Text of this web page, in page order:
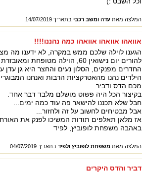
המלצה מאת עדה ומשב רכבי בתאריך 14/07/2019
אוואהו אוואהו אוואהו כמה נהננו!!!!
הגענו לוילה שלכם ממש במקרה, לא ידענו מה
להורים יום נישואין 60, הוילה מטופחת ומאובזרת מא' ועד ת'.
החדרים מפנקים, הסלון נעים והחצר היא גן עדן
הילדים נהנו מהאטרקציות הרבות ואנחנו
מכם הדס ודביר.
בקיצור הכל היה פשוט מושלם מלבד דבר אחד.
חבל שלא תכננו להישאר פה עוד כמה ימים...
אבל מבטיחים לחשוב על זה ולחזור...
אז מלאן תאלפים תודות המשיכו לפנק את
באהבה משפחת לופוביץ, לפיד
המלצה מאת משפחת לופוביץ ולפיד בתאריך 04/07/2019
דביר והדס היקרים